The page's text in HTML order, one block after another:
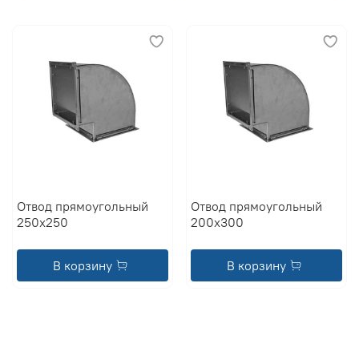
Отвод прямоугольный
250x250
В корзину
Отвод прямоугольный
200x300
В корзину